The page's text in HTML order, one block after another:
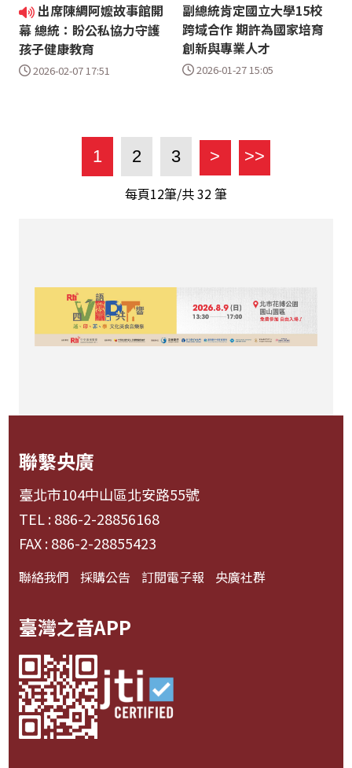
出席陳綢阿嬤故事館開
幕 總統：盼公私協力守護
孩子健康教育
2026-02-07 17:51
副總統肯定國立大學15校
跨域合作 期許為國家培育
創新與專業人才
2026-01-27 15:05
1 2 3 > >>
每頁12筆/共32筆
聯繫央廣
臺北市104中山區北安路55號
TEL : 886-2-28856168
FAX : 886-2-28855423
聯絡我們 採購公告 訂閱電子報 央廣社群
臺灣之音APP